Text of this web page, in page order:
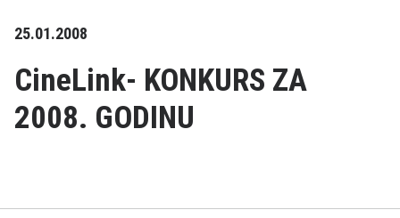
25.01.2008
CineLink- KONKURS ZA
2008. GODINU